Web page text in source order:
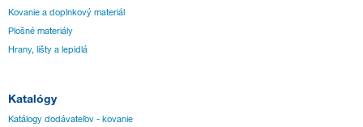
Kovanie a doplnkový materiál
Plošné materiály
Hrany, lišty a lepidlá
Katalógy
Katálogy dodávateľov - kovanie